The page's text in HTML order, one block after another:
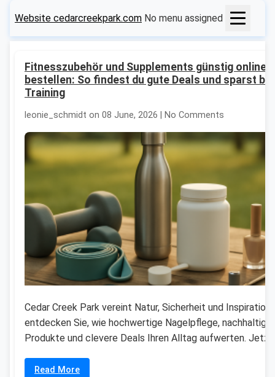
Website cedarcreekpark.com No menu assigned
Fitnesszubehör und Supplements günstig online
bestellen: So findest du gute Deals und sparst
Training
leonie_schmidt on 08 June, 2026 | No Comments
Cedar Creek Park vereint Natur, Sicherheit und Inspiration
entdecken Sie, wie hochwertige Nagelpflege, nachhaltige
Produkte und clevere Deals Ihren Alltag aufwerten.
Read More